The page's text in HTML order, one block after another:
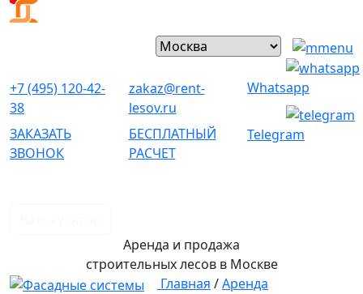
+7 (495) 120-42-
38
ЗАКАЗАТЬ
ЗВОНОК
zakaz@rent-
lesov.ru
БЕСПЛАТНЫЙ
РАСЧЕТ
Whatsapp
Telegram
Аренда и продажа
строительных лесов в Москве
Главная /Аренда